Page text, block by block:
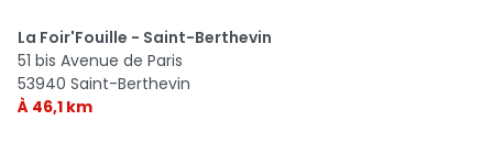
La Foir'Fouille - Saint-Berthevin
51 bis Avenue de Paris
53940 Saint-Berthevin
À 46,1 km